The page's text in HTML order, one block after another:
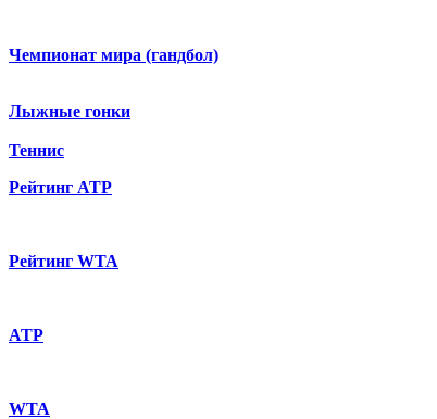
Чемпионат мира (гандбол)
Лыжные гонки
Теннис
Рейтинг ATP
Рейтинг WTA
ATP
WTA